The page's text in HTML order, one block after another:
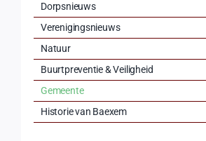
Dorpsnieuws
Verenigingsnieuws
Natuur
Buurtpreventie & Veiligheid
Gemeente
Historie van Baexem